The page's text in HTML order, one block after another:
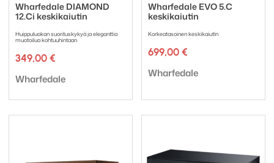
Wharfedale DIAMOND
12.Ci keskikaiutin
Huippuluokan suorituskykyä ja eleganttia
muotoilua kohtuuhintaan
349,00 €
Tuotemerkki:
Wharfedale
Wharfedale EVO 5.C
keskikaiutin
Korkeatasoinen keskikaiutin
699,00 €
Tuotemerkki:
Wharfedale